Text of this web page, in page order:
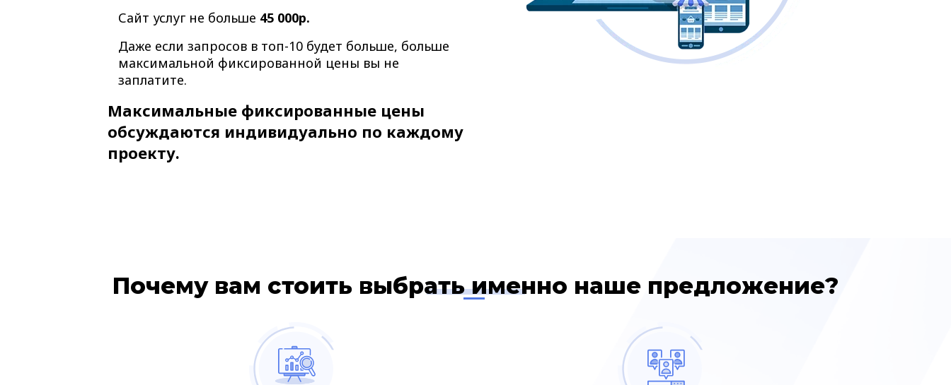
Сайт услуг не больше 45 000р.
Даже если запросов в топ-10 будет больше, больше
максимальной фиксированной цены вы не
заплатите.
Максимальные фиксированные цены
обсуждаются индивидуально по каждому
проекту.
Почему вам стоить выбрать именно наше предложение?